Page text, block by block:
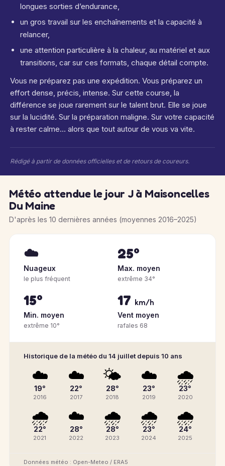
longues sorties d’endurance,
un gros travail sur les enchaînements et la capacité à
relancer,
une attention particulière à la chaleur, au matériel et aux
transitions, car sur ces formats, chaque détail compte.
Vous ne préparez pas une expédition. Vous préparez un
effort dense, précis, intense. Sur cette course, la
différence se joue rarement sur le talent brut. Elle se joue
sur la lucidité. Sur la préparation maligne. Sur votre capacité
à rester calme… alors que tout autour de vous va vite.
Rédigé à partir de données officielles et de retours de coureurs.
Météo attendue le jour J à Maisoncelles
Du Maine
D'après les 10 dernières années (moyennes 2016–2025)
☁️
Nuageux
le plus fréquent
25°
Max. moyen
extrême 34°
15°
Min. moyen
extrême 10°
17 km/h
Vent moyen
rafales 68
Historique de la météo du 14 juillet depuis 10 ans
☁️
19°
2016
☁️
22°
2017
🌤️
28°
2018
☁️
23°
2019
🌧️
23°
2020
🌧️
22°
2021
☁️
28°
2022
🌧️
28°
2023
🌧️
23°
2024
🌧️
24°
2025
Données météo : Open-Meteo / ERA5